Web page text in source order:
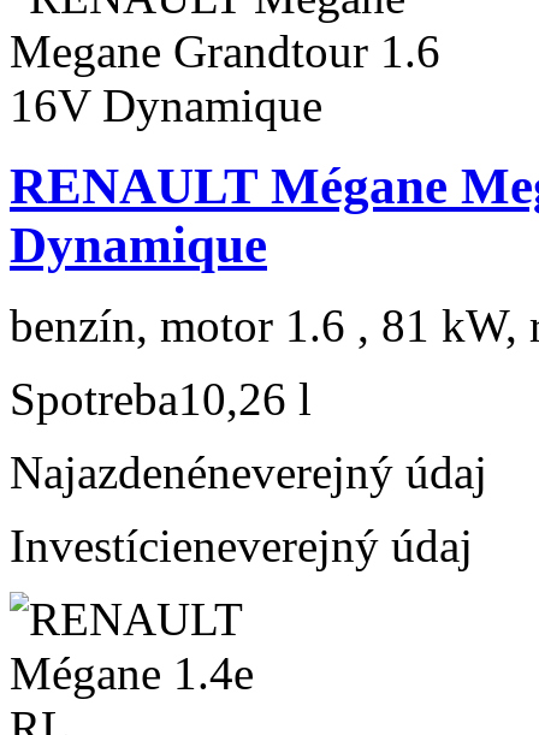
RENAULT Mégane
Dynamique
benzín, motor 1.6 , 81 kW,
Spotreba10,26 l
Najazdenéneverejný údaj
Investícieneverejný údaj